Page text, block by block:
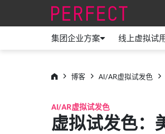
集团企业方案 线上虚拟试
博客 AI/AR虚拟试发色
AI/AR虚拟试发色
虚拟试发色：